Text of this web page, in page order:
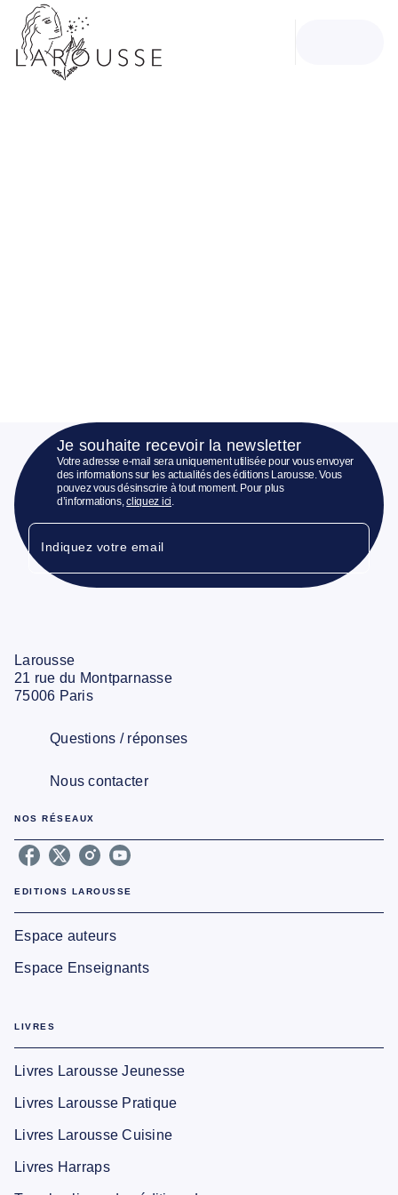
MENU
PIED DE PAGE
Je souhaite recevoir la newsletter
Votre adresse e-mail sera uniquement utilisée pour vous envoyer
des informations sur les actualités des éditions Larousse. Vous
pouvez vous désinscrire à tout moment. Pour plus
d’informations,cliquez ici.
Indiquez votre email
Larousse
21 rue du Montparnasse
75006 Paris
Questions / réponses
Nous contacter
NOS RÉSEAUX
EDITIONS LAROUSSE
Espace auteurs
Espace Enseignants
LIVRES
Livres Larousse Jeunesse
Livres Larousse Pratique
Livres Larousse Cuisine
Livres Harraps